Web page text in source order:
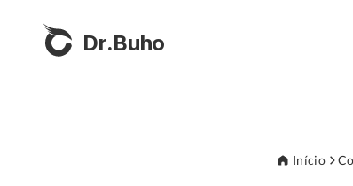
Dr.Buho
Início